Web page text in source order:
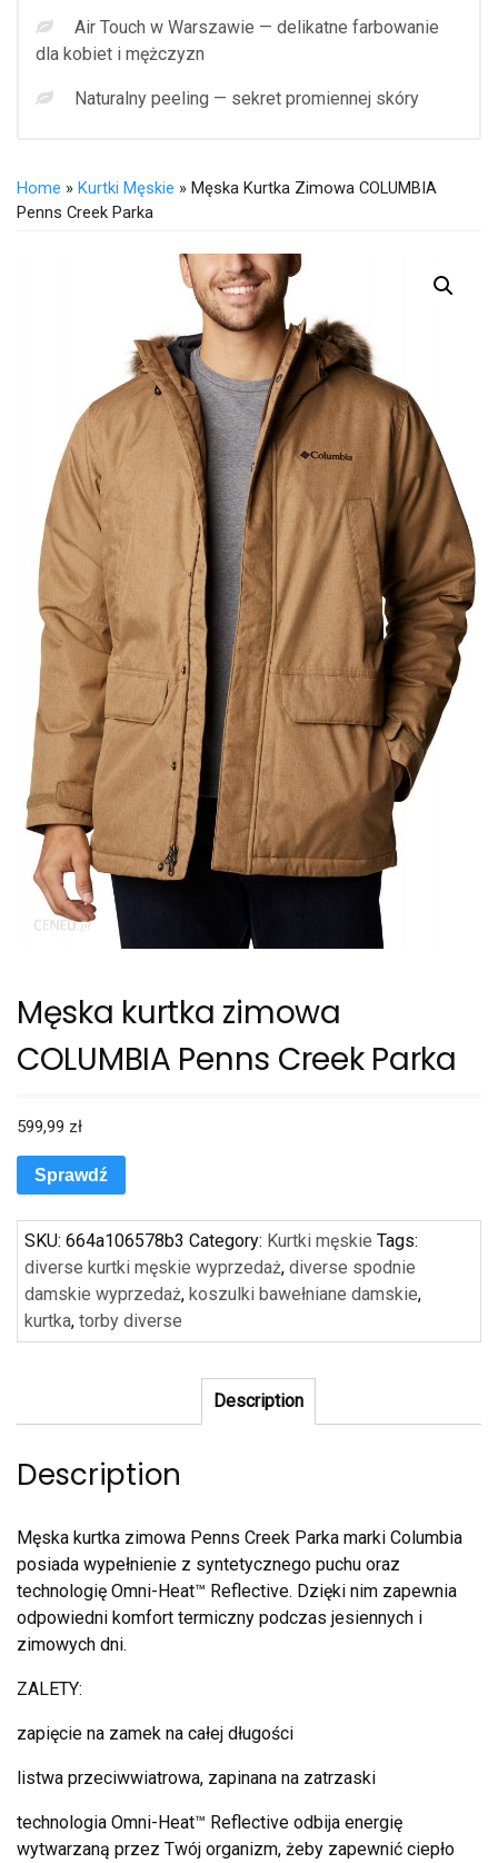
Air Touch w Warszawie — delikatne farbowanie
dla kobiet i mężczyzn
Naturalny peeling — sekret promiennej skóry
Home » Kurtki Męskie » Męska Kurtka Zimowa COLUMBIA
Penns Creek Parka
Męska kurtka zimowa
COLUMBIA Penns Creek Parka
599,99 zł
Sprawdź
SKU: 664a106578b3 Category: Kurtki męskie Tags:
diverse kurtki męskie wyprzedaż, diverse spodnie
damskie wyprzedaż, koszulki bawełniane damskie,
kurtka, torby diverse
Description
Description
Męska kurtka zimowa Penns Creek Parka marki Columbia
posiada wypełnienie z syntetycznego puchu oraz
technologię Omni-Heat™ Reflective. Dzięki nim zapewnia
odpowiedni komfort termiczny podczas jesiennych i
zimowych dni.
ZALETY:
zapięcie na zamek na całej długości
listwa przeciwwiatrowa, zapinana na zatrzaski
technologia Omni-Heat™ Reflective odbija energię
wytwarzaną przez Twój organizm, żeby zapewnić ciepło